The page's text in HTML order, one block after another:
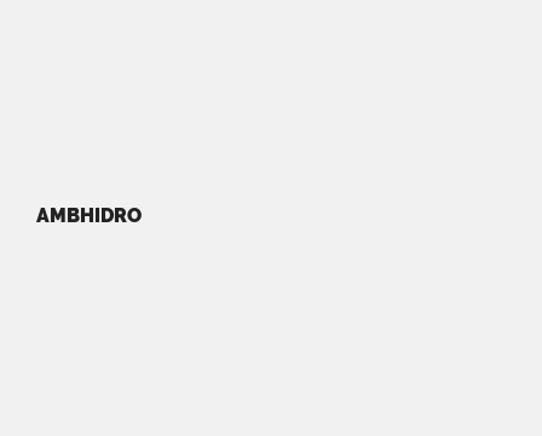
AMBHIDRO